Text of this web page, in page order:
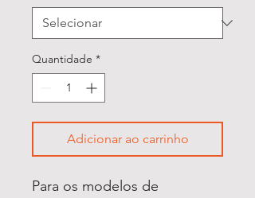
Quantidade *
Adicionar ao carrinho
Para os modelos de